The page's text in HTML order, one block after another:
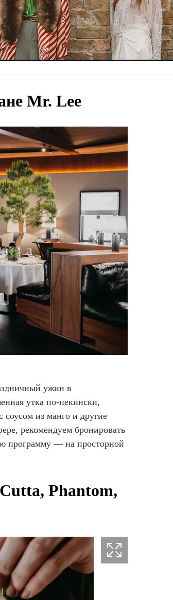
Mr. Lee
ужин в
утка по-пекински,
соусом из манго и другие
рекомендуем бронировать
программу — на просторной
Phantom,